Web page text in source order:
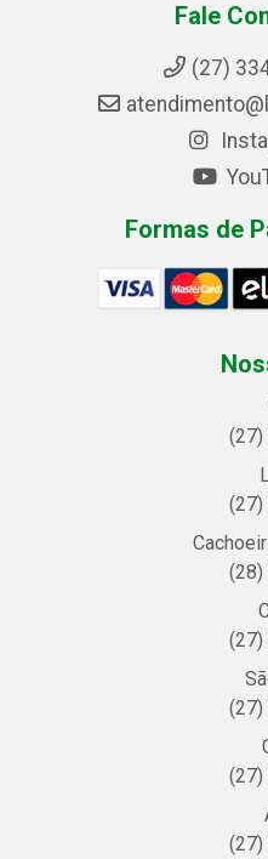
Fale
(27)
Formas de
(27)
(27)
(28)
(27)
(27)
(27)
(27)